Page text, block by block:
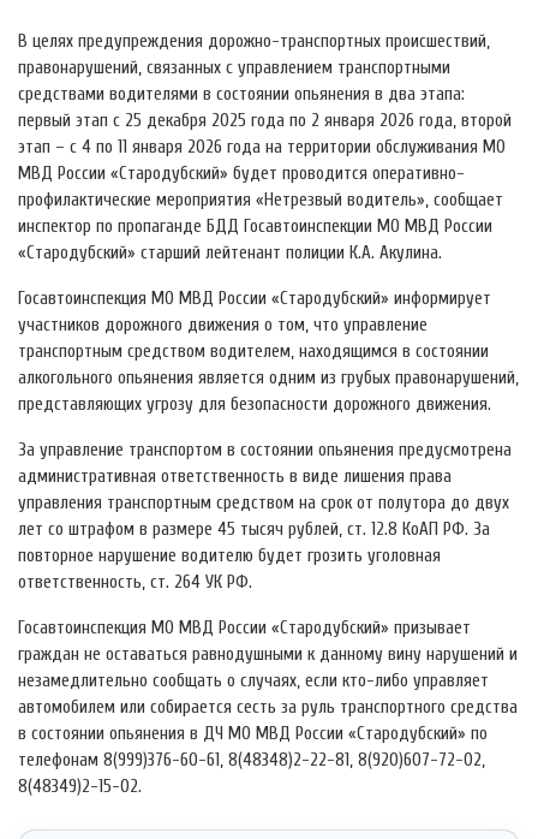
В целях предупреждения дорожно-транспортных происшествий,
правонарушений, связанных с управлением транспортными
средствами водителями в состоянии опьянения в два этапа:
первый этап с 25 декабря 2025 года по 2 января 2026 года, второй
этап – с 4 по 11 января 2026 года на территории обслуживания МО
МВД России «Стародубский» будет проводится оперативно-
профилактические мероприятия «Нетрезвый водитель», сообщает
инспектор по пропаганде БДД Госавтоинспекции МО МВД России
«Стародубский» старший лейтенант полиции К.А. Акулина.
Госавтоинспекция МО МВД России «Стародубский» информирует
участников дорожного движения о том, что управление
транспортным средством водителем, находящимся в состоянии
алкогольного опьянения является одним из грубых правонарушений,
представляющих угрозу для безопасности дорожного движения.
За управление транспортом в состоянии опьянения предусмотрена
административная ответственность в виде лишения права
управления транспортным средством на срок от полутора до двух
лет со штрафом в размере 45 тысяч рублей, ст. 12.8 КоАП РФ. За
повторное нарушение водителю будет грозить уголовная
ответственность, ст. 264 УК РФ.
Госавтоинспекция МО МВД России «Стародубский» призывает
граждан не оставаться равнодушными к данному вину нарушений и
незамедлительно сообщать о случаях, если кто-либо управляет
автомобилем или собирается сесть за руль транспортного средства
в состоянии опьянения в ДЧ МО МВД России «Стародубский» по
телефонам 8(999)376-60-61, 8(48348)2-22-81, 8(920)607-72-02,
8(48349)2-15-02.